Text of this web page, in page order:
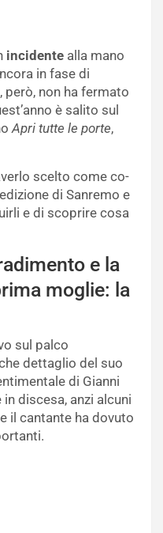
incidente alla mano
in fase di
però, non ha fermato
è salito sul
Apri tutte le porte,
scelto come co-
di Sanremo e
e di scoprire cosa
e la
moglie: la
sul palco
dettaglio del suo
di Gianni
discesa, anzi alcuni
il cantante ha dovuto